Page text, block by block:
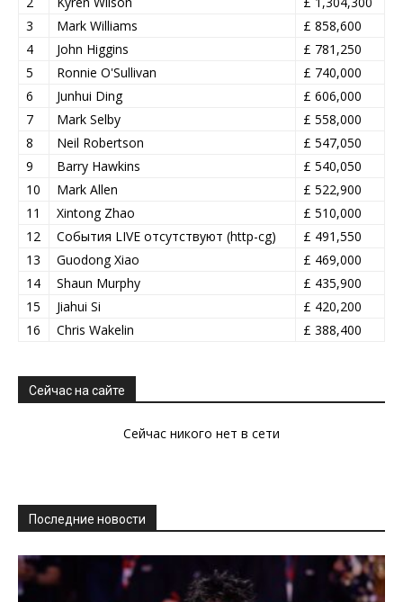
3
Mark Williams
£ 858,600
4
John Higgins
£ 781,250
5
Ronnie O'Sullivan
£ 740,000
6
Junhui Ding
£ 606,000
7
Mark Selby
£ 558,000
8
Neil Robertson
£ 547,050
9
Barry Hawkins
£ 540,050
10
Mark Allen
£ 522,900
11
Xintong Zhao
£ 510,000
12
События LIVE отсутствуют (http-cg)
£ 491,550
13
Guodong Xiao
£ 469,000
14
Shaun Murphy
£ 435,900
15
Jiahui Si
£ 420,200
16
Chris Wakelin £ 388,400
Сейчас на сайте
Сейчас никого нет в сети
Последние новости